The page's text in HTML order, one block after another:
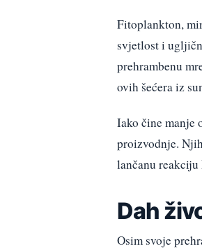
Fitoplankton,
svjetlost i
prehrambenu
ovih šećera iz
Iako čine manje
proizvodnje.
lančanu
Dah
Osim svoje